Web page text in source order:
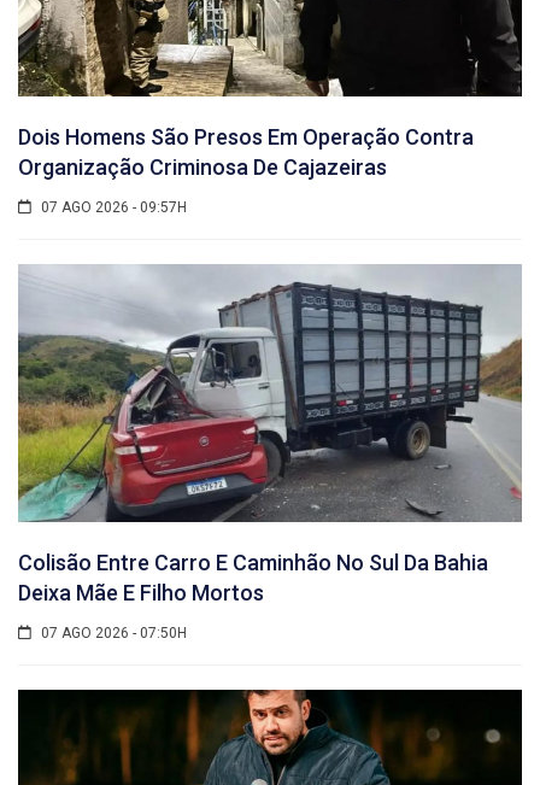
Dois Homens São Presos Em Operação Contra
Organização Criminosa De Cajazeiras
07 AGO 2026 - 09:57H
Colisão Entre Carro E Caminhão No Sul Da Bahia
Deixa Mãe E Filho Mortos
07 AGO 2026 - 07:50H